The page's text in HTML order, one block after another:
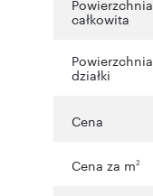
Powierzchnia
całkowita
Powierzchnia
działki
Cena
Cena za m2